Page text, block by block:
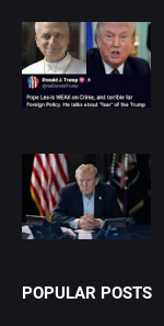
POPULAR POSTS